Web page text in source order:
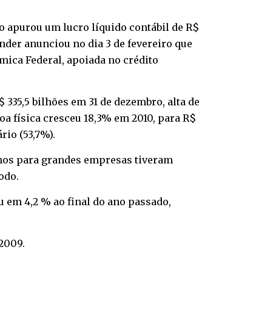
apurou um lucro líquido contábil de R$
anunciou no dia 3 de fevereiro que
Federal, apoiada no crédito
bilhões em 31 de dezembro, alta de
física cresceu 18,3% em 2010, para R$
(53,7%).
para grandes empresas tiveram
4,2 % ao final do ano passado,